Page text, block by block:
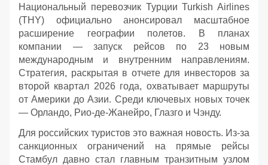
Национальный перевозчик Турции Turkish Airlines
(THY) официально анонсировал масштабное
расширение географии полетов. В планах
компании — запуск рейсов по 23 новым
международным и внутренним направлениям.
Стратегия, раскрытая в отчете для инвесторов за
второй квартал 2026 года, охватывает маршруты
от Америки до Азии. Среди ключевых новых точек
— Орландо, Рио-де-Жанейро, Глазго и Чэнду.
Для российских туристов это важная новость. Из-за
санкционных ограничений на прямые рейсы
Стамбул давно стал главным транзитным узлом